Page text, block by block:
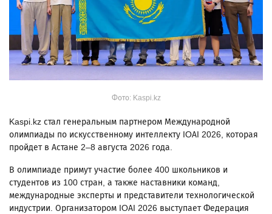
Фото: Kaspi.kz
Kaspi.kz стал генеральным партнером Международной
олимпиады по искусственному интеллекту IOAI 2026, которая
пройдет в Астане 2–8 августа 2026 года.
В олимпиаде примут участие более 400 школьников и
студентов из 100 стран, а также наставники команд,
международные эксперты и представители технологической
индустрии. Организатором IOAI 2026 выступает Федерация